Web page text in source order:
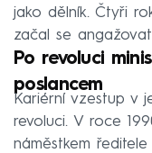
jako dělník. Čtyři
začal se
Po revoluci
poslancem
Kariérní vzestup v
revoluci. V roce
náměstkem